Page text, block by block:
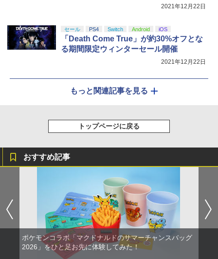
2021年12月22日
セール PS4 Switch Android iOS
「Death Come True」が約30%オフとな
る期間限定ウィンターセール開催
2021年12月22日
もっと関連記事を見る
トップページに戻る
おすすめ記事
ポケモンコラボ「マクドナルドのサマーチャンスバッグ
2026」をひと足お先に体験してみた！